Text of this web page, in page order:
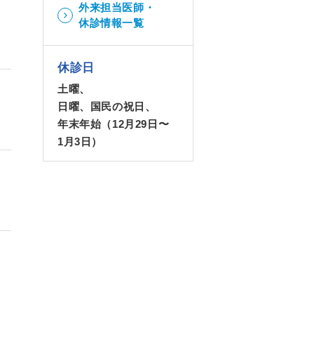
外来担当医師・
休診情報一覧
休診日
土曜、
日曜、国民の祝日、
年末年始（12月29日〜
1月3日）